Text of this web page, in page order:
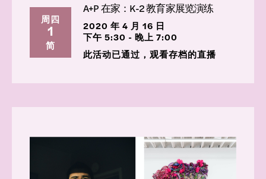
周四
1
简
A+P 在家：K-2 教育家展览演练
2020 年 4 月 16 日
下午 5:30 - 晚上 7:00
此活动已通过，观看存档的直播